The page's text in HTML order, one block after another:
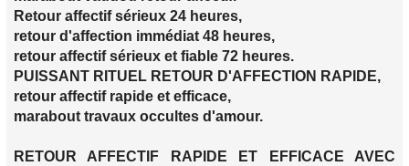
Retour affectif sérieux 24 heures,
retour d'affection immédiat 48 heures,
retour affectif sérieux et fiable 72 heures.
PUISSANT RITUEL RETOUR D'AFFECTION RAPIDE,
retour affectif rapide et efficace,
marabout travaux occultes d'amour.
RETOUR AFFECTIF RAPIDE ET EFFICACE AVEC